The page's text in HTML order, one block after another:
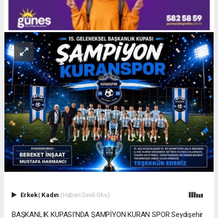
Erkek| Kadın (Haberi Sesli Oku)
BAŞKANLIK KUPASI'NDA ŞAMPİYON KURAN SPOR Seydişehir